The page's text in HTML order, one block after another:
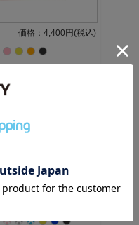
価格：4,400円(税込)